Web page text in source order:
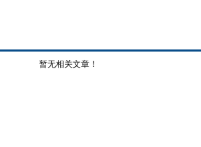
暂无相关文章！